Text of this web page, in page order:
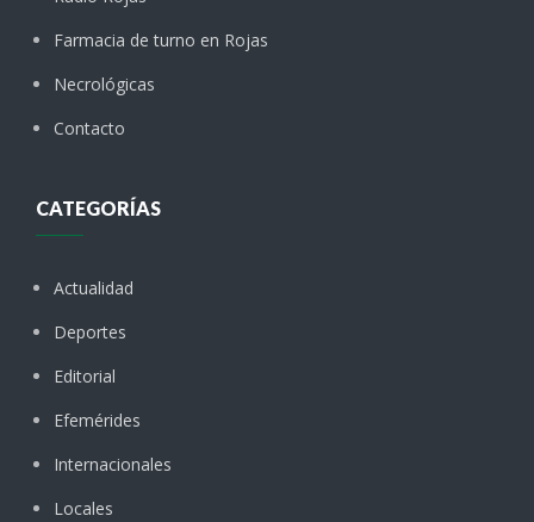
Farmacia de turno en Rojas
Necrológicas
Contacto
CATEGORÍAS
Actualidad
Deportes
Editorial
Efemérides
Internacionales
Locales